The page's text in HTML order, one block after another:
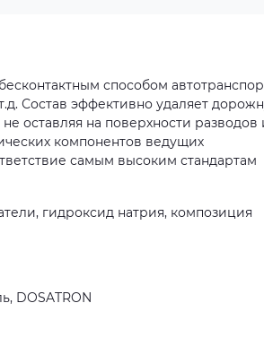
способом
Состав эффективно удаляет
оставляя на поверхности разводов
компонентов ведущих
самым высоким стандартам
гидроксид натрия, композиция
DOSATRON